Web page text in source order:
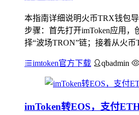
本指南详细说明火币TRX钱包
步骤：首先打开imToken应用
择“波场TRON”链；接着从火
imtoken官方下载 qbadmin
imToken转EOS，支付